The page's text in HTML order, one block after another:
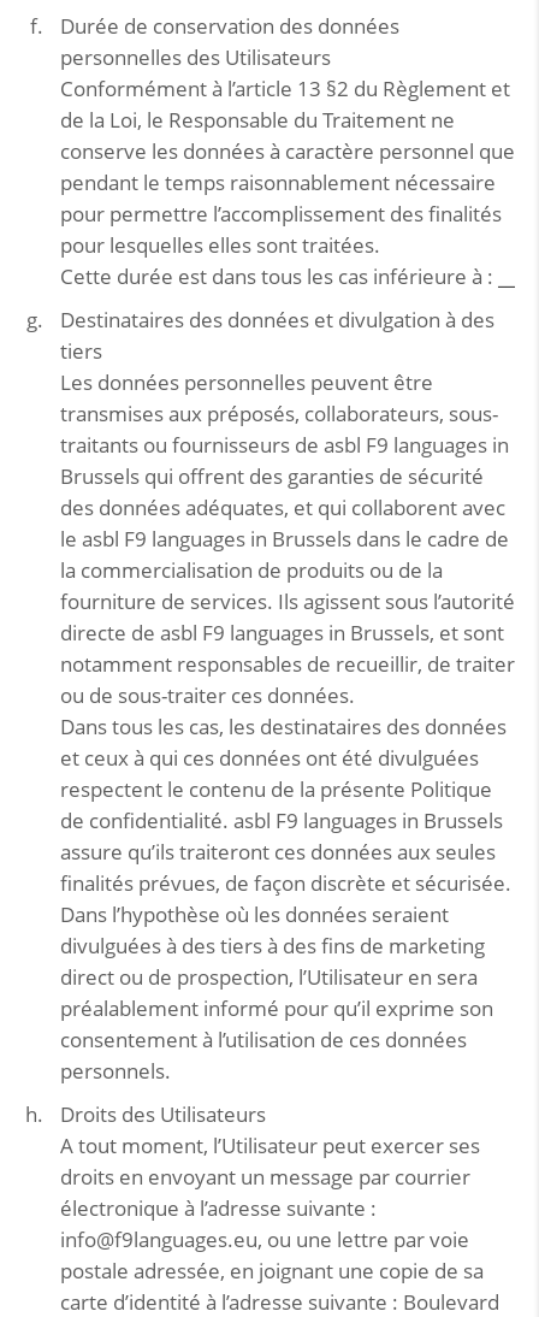
Durée de conservation des données
personnelles des Utilisateurs
Conformément à l’article 13 §2 du Règlement et
de la Loi, le Responsable du Traitement ne
conserve les données à caractère personnel que
pendant le temps raisonnablement nécessaire
pour permettre l’accomplissement des finalités
pour lesquelles elles sont traitées.
Cette durée est dans tous les cas inférieure à :
Destinataires des données et divulgation à des
tiers
Les données personnelles peuvent être
transmises aux préposés, collaborateurs, sous-
traitants ou fournisseurs de asbl F9 languages in
Brussels qui offrent des garanties de sécurité
des données adéquates, et qui collaborent avec
le asbl F9 languages in Brussels dans le cadre de
la commercialisation de produits ou de la
fourniture de services. Ils agissent sous l’autorité
directe de asbl F9 languages in Brussels, et sont
notamment responsables de recueillir, de traiter
ou de sous-traiter ces données.
Dans tous les cas, les destinataires des données
et ceux à qui ces données ont été divulguées
respectent le contenu de la présente Politique
de confidentialité. asbl F9 languages in Brussels
assure qu’ils traiteront ces données aux seules
finalités prévues, de façon discrète et sécurisée.
Dans l’hypothèse où les données seraient
divulguées à des tiers à des fins de marketing
direct ou de prospection, l’Utilisateur en sera
préalablement informé pour qu’il exprime son
consentement à l’utilisation de ces données
personnels.
Droits des Utilisateurs
A tout moment, l’Utilisateur peut exercer ses
droits en envoyant un message par courrier
électronique à l’adresse suivante :
info@f9languages.eu, ou une lettre par voie
postale adressée, en joignant une copie de sa
carte d’identité à l’adresse suivante : Boulevard